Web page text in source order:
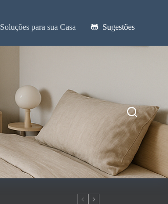
Soluções para sua Casa Sugestões